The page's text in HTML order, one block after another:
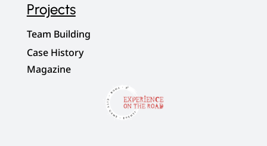
Projects
Team Building
Case History
Magazine